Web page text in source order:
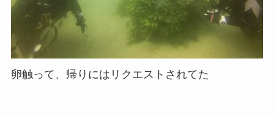
卵触って、帰りにはリクエストされてた